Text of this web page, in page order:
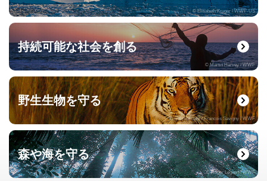
© Elisabeth Kruger / WWF-US
持続可能な社会を創る
© Martin Harvey / WWF
野生生物を守る
© naturepl.com / Francois Savigny / WWF
森や海を守る
© Roger Leguen / WWF